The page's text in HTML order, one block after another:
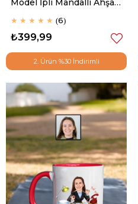
Model İpli Mandallı Ahşap
Fotoğraf Çerçevesi
★ ★ ★ ★ ★ 6
₺399,99
2. Ürün %30 İndirimli